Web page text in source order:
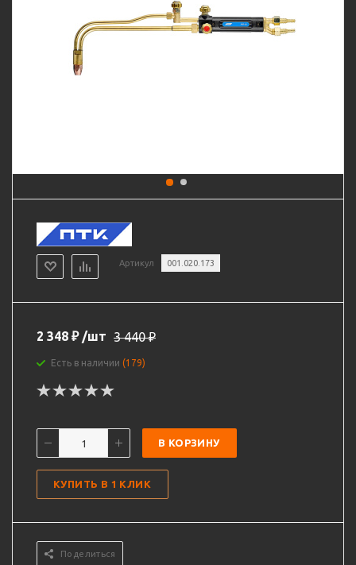
Артикул 001.020.173
2 348 ₽ /шт 3 440₽
Есть в наличии (179)
В КОРЗИНУ
КУПИТЬ В 1 КЛИК
Поделиться